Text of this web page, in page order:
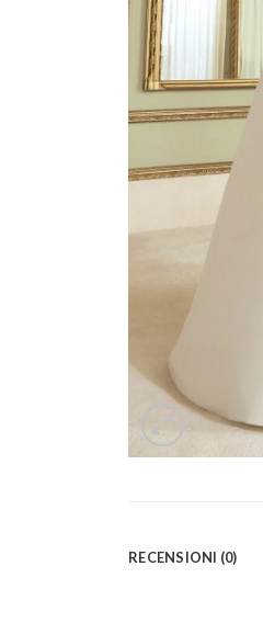
RECENSIONI (0)